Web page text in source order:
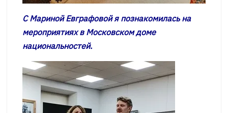
С Мариной Евграфовой я познакомилась на
мероприятиях в Московском доме
национальностей.